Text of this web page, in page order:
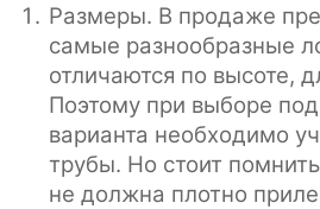
Размеры. В продаже
самые разнообразные
отличаются по высоте,
Поэтому при выборе
варианта необходимо
трубы. Но стоит
не должна плотно